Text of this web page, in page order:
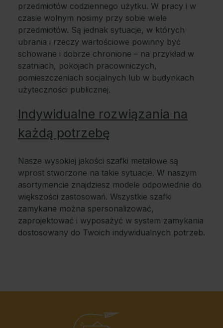
przedmiotów codziennego użytku. W pracy i w
czasie wolnym nosimy przy sobie wiele
przedmiotów. Są jednak sytuacje, w których
ubrania i rzeczy wartościowe powinny być
schowane i dobrze chronione – na przykład w
szatniach, pokojach pracowniczych,
pomieszczeniach socjalnych lub w budynkach
użyteczności publicznej.
Indywidualne rozwiązania na
każdą potrzebę
Nasze wysokiej jakości szafki metalowe są
wprost stworzone na takie sytuacje. W naszym
asortymencie znajdziesz modele odpowiednie do
większości zastosowań. Wszystkie szafki
zamykane można spersonalizować,
zaprojektować i wyposażyć w system zamykania
dostosowany do Twoich indywidualnych potrzeb.